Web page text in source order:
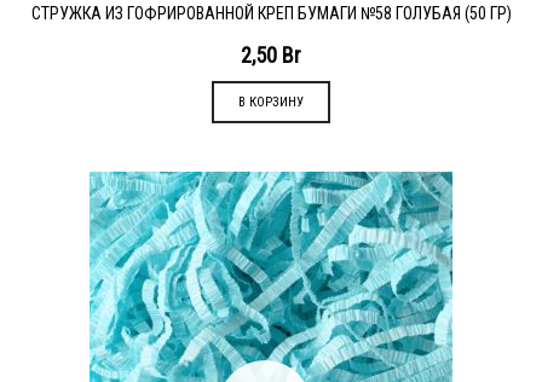
СТРУЖКА ИЗ ГОФРИРОВАННОЙ КРЕП БУМАГИ №58 ГОЛУБАЯ (50 ГР)
2,50 Br
В КОРЗИНУ